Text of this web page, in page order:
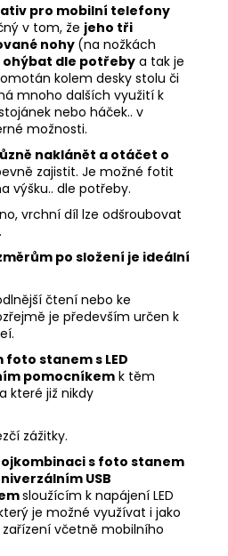
pro mobilní telefony
v tom, že jeho tři
nohy (na nožkách
ohýbat dle potřeby a tak je
kolem desky stolu či
mnoho dalších využití k
nebo háček.. v
možnosti.
naklánět a otáčet o
zajistit. Je možné fotit
výšku.. dle potřeby.
vrchní díl lze odšroubovat
po složení je ideální
čtení nebo ke
je především určen k
stanem s LED
pomocníkem k těm
které již nikdy
zážitky.
s foto stanem
USB
sloužícím k napájení LED
je možné využívat i jako
včetně mobilního